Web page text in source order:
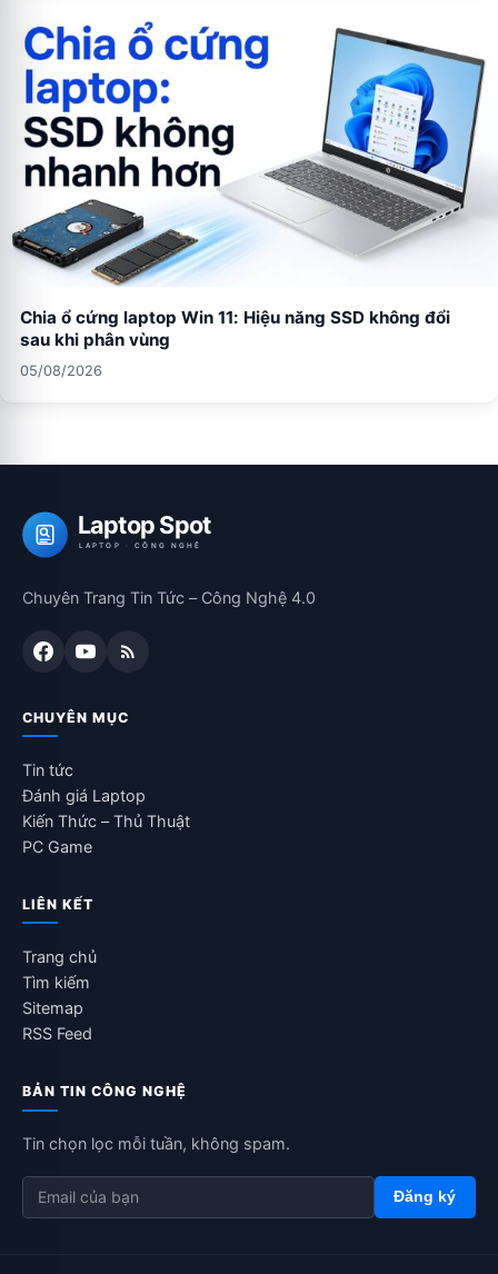
Chia ổ cứng laptop Win 11: Hiệu năng SSD không đổi
sau khi phân vùng
05/08/2026
Laptop Spot
LAPTOP · CÔNG NGHỆ
Chuyên Trang Tin Tức – Công Nghệ 4.0
CHUYÊN MỤC
Tin tức
Đánh giá Laptop
Kiến Thức – Thủ Thuật
PC Game
LIÊN KẾT
Trang chủ
Tìm kiếm
Sitemap
RSS Feed
BẢN TIN CÔNG NGHỆ
Tin chọn lọc mỗi tuần, không spam.
Đăng ký